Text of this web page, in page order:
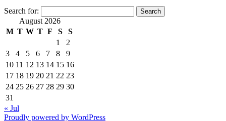
Search for:
August 2026
M T W T F S
S
1
2
3
4 5 6 7 8
9
10 11 12 13 14 15 16
17 18 19 20 21 22 23
24 25 26 27 28 29 30
31
« Jul
Proudly powered by WordPress